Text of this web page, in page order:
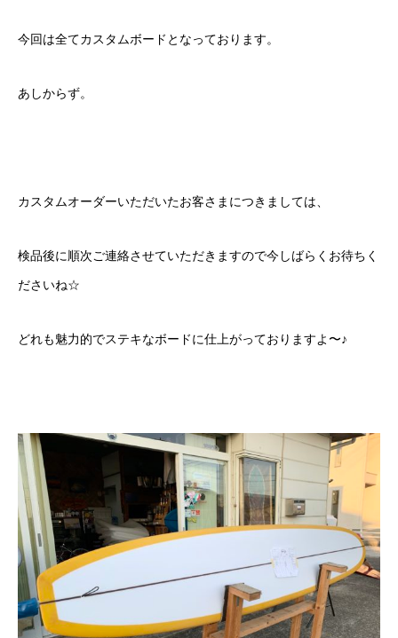
今回は全てカスタムボードとなっております。
あしからず。
カスタムオーダーいただいたお客さまにつきましては、
検品後に順次ご連絡させていただきますので今しばらくお待ちく
ださいね☆
どれも魅力的でステキなボードに仕上がっておりますよ〜♪